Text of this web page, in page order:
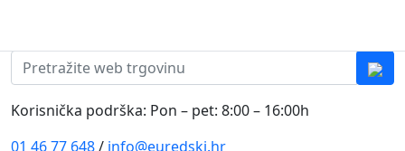
Pretraži:
Korisnička podrška: Pon – pet: 8:00 – 16:00h
01 46 77 648/ info@euredski.hr